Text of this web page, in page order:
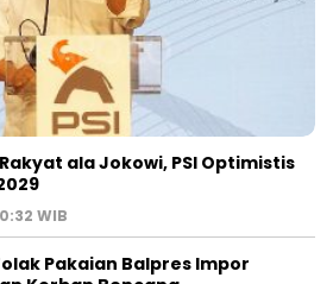
ala Jokowi, PSI Optimistis
WIB
Pakaian Balpres Impor